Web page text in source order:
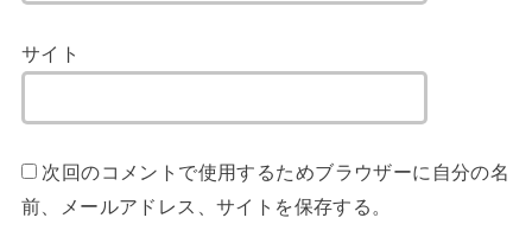
サイト
次回のコメントで使用するためブラウザーに自分の名
前、メールアドレス、サイトを保存する。